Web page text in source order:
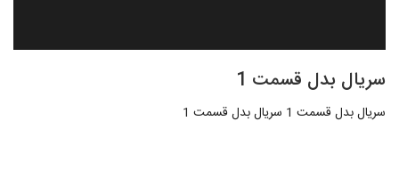
سریال بدل قسمت 1
سریال بدل قسمت 1 سریال بدل قسمت 1